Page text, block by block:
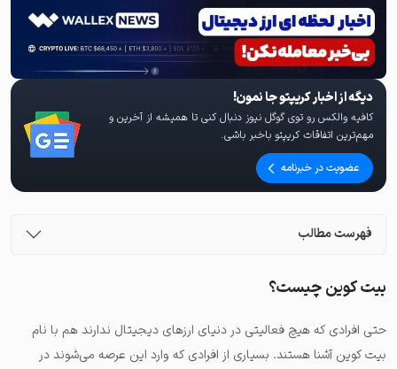
دیگه از اخبار کریپتو جا نمون!
کافیه والکس رو توی گوگل نیوز دنبال کنی تا همیشه از آخرین و
مهم‌ترین اتفاقات کریپتو باخبر باشی.
عضویت در خبرنامه
فهرست مطالب
بیت کوین چیست؟
حتی افرادی که هیچ فعالیتی در دنیای ارزهای دیجیتال ندارند هم با نام
بیت کوین آشنا هستند. بسیاری از افرادی که وارد این عرصه می‌شوند در